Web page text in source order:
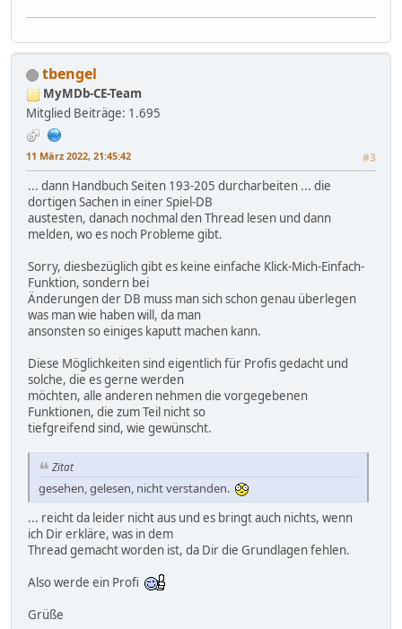
tbengel
MyMDb-CE-Team
Mitglied Beiträge: 1.695
11 März 2022, 21:45:42 #3
... dann Handbuch Seiten 193-205 durcharbeiten ... die
dortigen Sachen in einer Spiel-DB
austesten, danach nochmal den Thread lesen und dann
melden, wo es noch Probleme gibt.
Sorry, diesbezüglich gibt es keine einfache Klick-Mich-Einfach-
Funktion, sondern bei
Änderungen der DB muss man sich schon genau überlegen
was man wie haben will, da man
ansonsten so einiges kaputt machen kann.
Diese Möglichkeiten sind eigentlich für Profis gedacht und
solche, die es gerne werden
möchten, alle anderen nehmen die vorgegebenen
Funktionen, die zum Teil nicht so
tiefgreifend sind, wie gewünscht.
Zitat
gesehen, gelesen, nicht verstanden.
... reicht da leider nicht aus und es bringt auch nichts, wenn
ich Dir erkläre, was in dem
Thread gemacht worden ist, da Dir die Grundlagen fehlen.
Also werde ein Profi
Grüße